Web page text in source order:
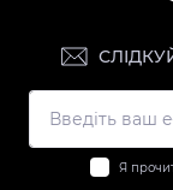
Я